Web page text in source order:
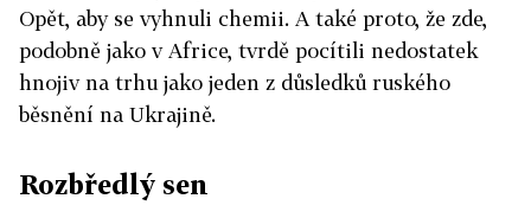
Opět, aby se vyhnuli chemii. A také proto, že zde,
podobně jako v Africe, tvrdě pocítili nedostatek
hnojiv na trhu jako jeden z důsledků ruského
běsnění na Ukrajině.
Rozbředlý sen